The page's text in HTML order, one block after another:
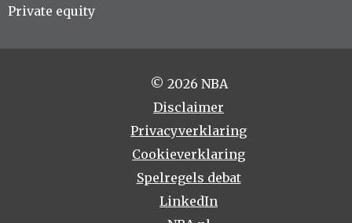
Private equity
© 2026 NBA
Disclaimer
Privacyverklaring
Cookieverklaring
Spelregels debat
LinkedIn